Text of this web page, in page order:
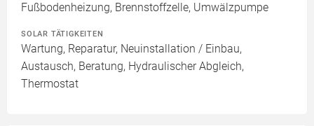
Fußbodenheizung, Brennstoffzelle, Umwälzpumpe
SOLAR TÄTIGKEITEN
Wartung, Reparatur, Neuinstallation / Einbau,
Austausch, Beratung, Hydraulischer Abgleich,
Thermostat